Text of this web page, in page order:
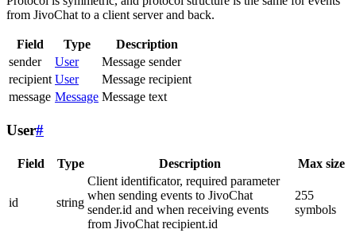
from JivoChat to a client server and back.
Field Type
Description
sender
User
Message sender
recipient User
Message recipient
message Message Message text
User#
Field Type Description Max size
id string
Client identificator, required parameter
when sending events to JivoChat
sender.id and when receiving events
from JivoChat recipient.id
255
symbols